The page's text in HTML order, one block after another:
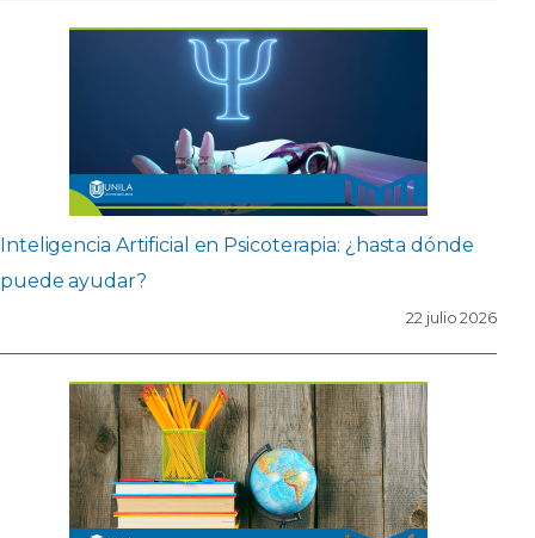
Inteligencia Artificial en Psicoterapia: ¿hasta dónde
puede ayudar?
22 julio 2026